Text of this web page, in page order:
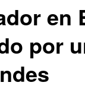
en
por